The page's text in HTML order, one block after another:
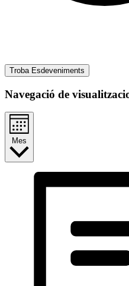
Troba Esdeveniments
Navegació de
Mes